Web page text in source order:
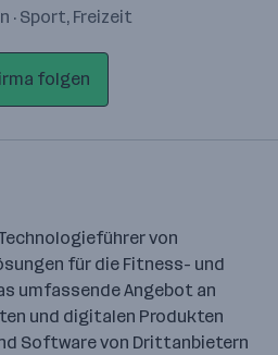
· Sport, Freizeit
folgen
von
für die Fitness- und
umfassende Angebot an
und digitalen Produkten
Software von Drittanbietern